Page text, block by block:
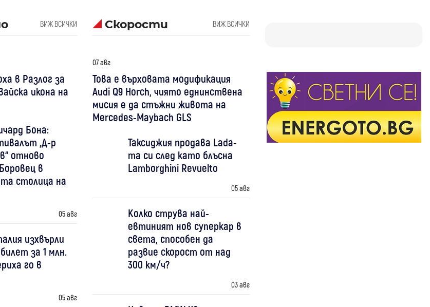
ВИЖ ВСИЧКИ
в Разлог за
икона на
Бона:
„Д-р
отново
в
столица на
05 авг
изхвърли
за 1 млн.
го в
05 авг
Скорости ВИЖ ВСИЧКИ
07 авг
Това е върховата модификация
Audi Q9 Horch, чиято еднинствена
мисия е да стъжни живота на
Mercedes-Maybach GLS
Таксиджия продава Lada-
та си след като блъсна
Lamborghini Revuelto
05 авг
Колко струва най-
евтиният нов суперкар в
света, способен да
развие скорост от над
300 км/ч?
03 авг